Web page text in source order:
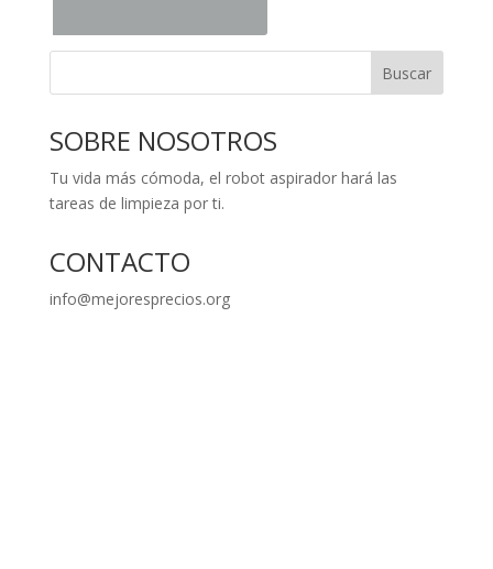
Buscar
SOBRE NOSOTROS
Tu vida más cómoda, el robot aspirador hará las
tareas de limpieza por ti.
CONTACTO
info@mejoresprecios.org